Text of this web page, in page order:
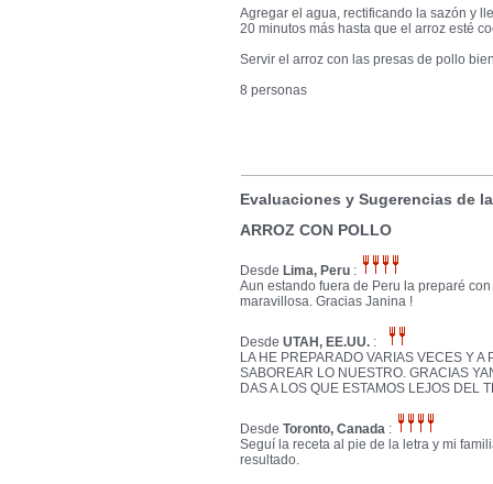
Agregar el agua, rectificando la sazón y
20 minutos más hasta que el arroz esté
Servir el arroz con las presas de pollo
8 personas
Evaluaciones y Sugerencias de
ARROZ CON POLLO
Desde Lima, Peru :
Aun estando fuera de Peru la preparé
maravillosa. Gracias Janina !
DesdeUTAH, EE.UU. :
LA HE PREPARADO VARIAS VECES Y
SABOREAR LO NUESTRO. GRACIAS
DAS A LOS QUE ESTAMOS LEJOS DEL
DesdeToronto, Canada :
Seguí la receta al pie de la letra y mi
resultado.